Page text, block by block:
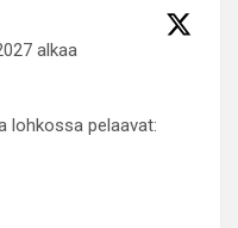
alkaa
lohkossa pelaavat: